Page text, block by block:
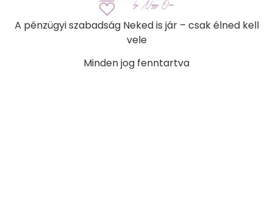
A pénzügyi szabadság Neked is jár – csak élned kell
vele
Minden jog fenntartva